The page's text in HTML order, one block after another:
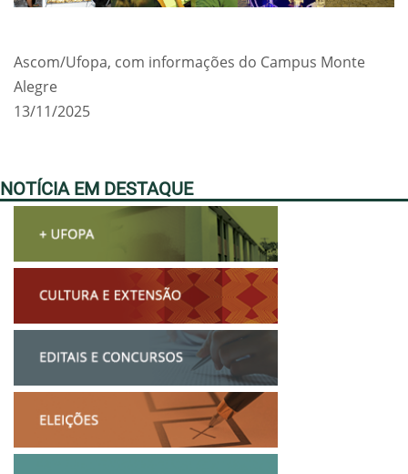
Ascom/Ufopa, com informações do Campus Monte
Alegre
13/11/2025
NOTÍCIA EM DESTAQUE